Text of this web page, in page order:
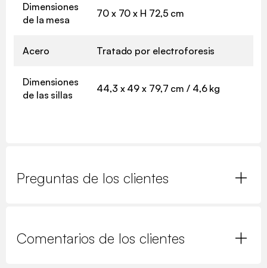
Dimensiones
de la mesa
70 x 70 x H 72,5 cm
Acero Tratado por electroforesis
Dimensiones
de las sillas
44,3 x 49 x 79,7 cm / 4,6 kg
Preguntas de los clientes
Comentarios de los clientes